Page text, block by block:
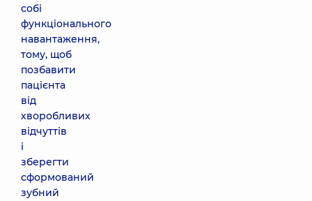
собі
функціонального
навантаження,
тому, щоб
позбавити
пацієнта
від
хворобливих
відчуттів
і
зберегти
сформований
зубний